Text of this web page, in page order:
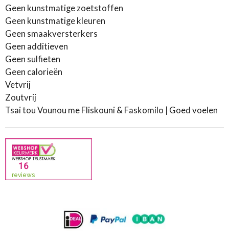
Geen kunstmatige zoetstoffen
Geen kunstmatige kleuren
Geen smaakversterkers
Geen additieven
Geen sulfieten
Geen calorieën
Vetvrij
Zoutvrij
Tsai tou Vounou me Fliskouni & Faskomilo | Goed voelen